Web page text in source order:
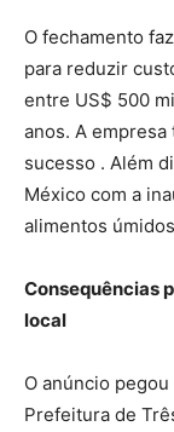
O fechamento
para reduzir
entre US$ 500
anos. A
sucesso . Além
México com a
alimentos
Consequências
local
O anúncio
Prefeitura de